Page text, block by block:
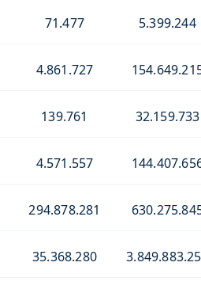
71.477 5.399.244
4.861.727
139.761 32.159.733
4.571.557
294.878.281
35.368.280